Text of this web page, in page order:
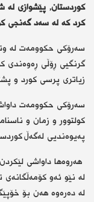
كوردستان, پێشوازی لە
کرد کە لە سەد گەنجی
سەرۆکی حکوومەت لە
گرنگیی ڕۆڵی ڕەوەندی
زیاتری پرسی کورد و
سەرۆکی حکوومەت
کولتوور و زمان و
پەیوەندیی لەگەڵ
هەروەها داواشی
لە نێو ئەو
لە دەرەوە هەن بۆ